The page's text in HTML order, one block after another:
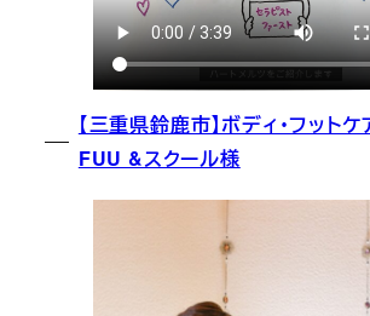
【三重県鈴鹿市】ボディ・フット
FUU &スクール様